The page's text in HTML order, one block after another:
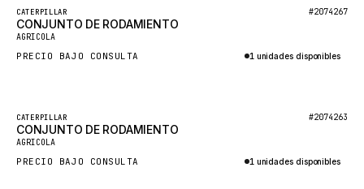
CARMIX
HYSTER
NACCO
Destacado
Nuevo
CATERPILLAR #2074267
CONJUNTO DE RODAMIENTO
AGRICOLA
PRECIO BAJO CONSULTA 1 unidades disponibles
Destacado
Nuevo
CATERPILLAR #2074263
CONJUNTO DE RODAMIENTO
AGRICOLA
PRECIO BAJO CONSULTA 1 unidades disponibles